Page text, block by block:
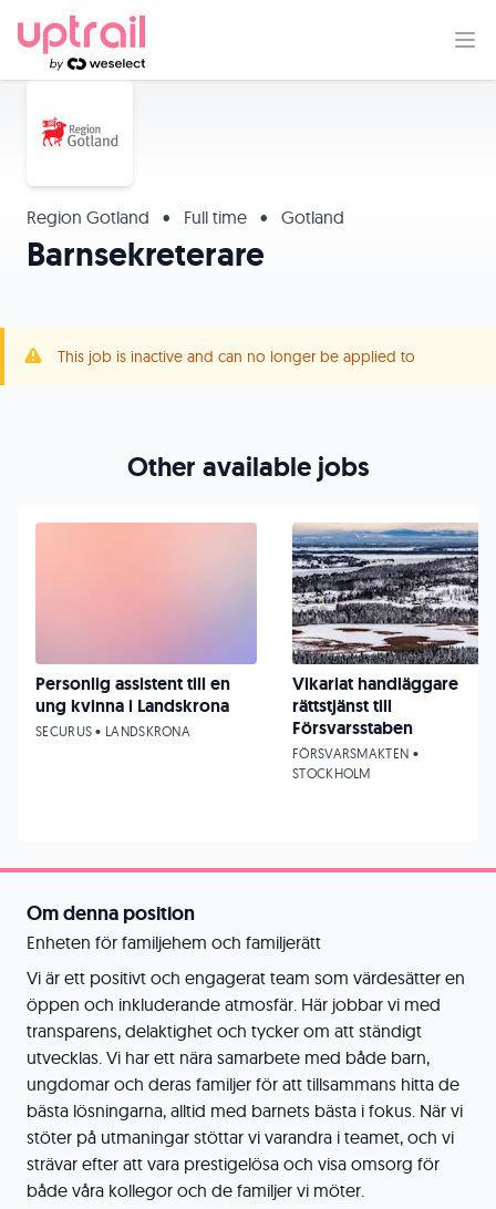
Region Gotland • Full time • Gotland
Barnsekreterare
This job is inactive and can no longer be applied to
Om denna position
Enheten för familjehem och familjerätt
Vi är ett positivt och engagerat team som värdesätter en
öppen och inkluderande atmosfär. Här jobbar vi med
transparens, delaktighet och tycker om att ständigt
utvecklas. Vi har ett nära samarbete med både barn,
ungdomar och deras familjer för att tillsammans hitta de
bästa lösningarna, alltid med barnets bästa i fokus. När vi
stöter på utmaningar stöttar vi varandra i teamet, och vi
strävar efter att vara prestigelösa och visa omsorg för
både våra kollegor och de familjer vi möter.
Other available jobs
Personlig assistent till en
ung kvinna i Landskrona
SECURUS • LANDSKRONA
Vikariat handläggare
rättstjänst till
Försvarsstaben
FÖRSVARSMAKTEN •
STOCKHOLM